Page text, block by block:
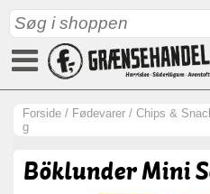
Forside / Fødevarer / Chips &
g
Böklunder Mini